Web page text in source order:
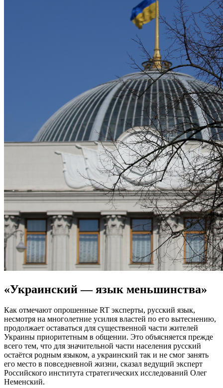
«Украинский — язык меньшинства»
Как отмечают опрошенные RT эксперты, русский язык,
несмотря на многолетние усилия властей по его вытеснению,
продолжает оставаться для существенной части жителей
Украины приоритетным в общении. Это объясняется прежде
всего тем, что для значительной части населения русский
остаётся родным языком, а украинский так и не смог занять
его место в повседневной жизни, сказал ведущий эксперт
Российского института стратегических исследований Олег
Неменский.